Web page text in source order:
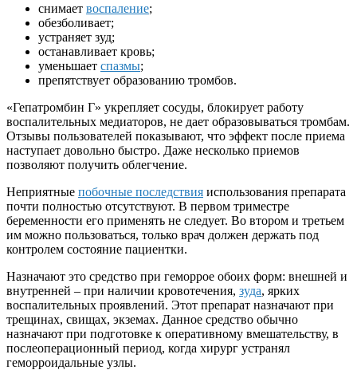
снимает воспаление;
обезболивает;
устраняет зуд;
останавливает кровь;
уменьшает спазмы;
препятствует образованию тромбов.
«Гепатромбин Г» укрепляет сосуды, блокирует работу
воспалительных медиаторов, не дает образовываться тромбам.
Отзывы пользователей показывают, что эффект после приема
наступает довольно быстро. Даже несколько приемов
позволяют получить облегчение.
Неприятные побочные последствия использования препарата
почти полностью отсутствуют. В первом триместре
беременности его применять не следует. Во втором и третьем
им можно пользоваться, только врач должен держать под
контролем состояние пациентки.
Назначают это средство при геморрое обоих форм: внешней и
внутренней – при наличии кровотечения, зуда, ярких
воспалительных проявлений. Этот препарат назначают при
трещинах, свищах, экземах. Данное средство обычно
назначают при подготовке к оперативному вмешательству, в
послеоперационный период, когда хирург устранял
геморроидальные узлы.